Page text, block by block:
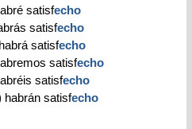
satisfecho
satisfecho
satisfecho
satisfecho
satisfecho
habrán satisfecho